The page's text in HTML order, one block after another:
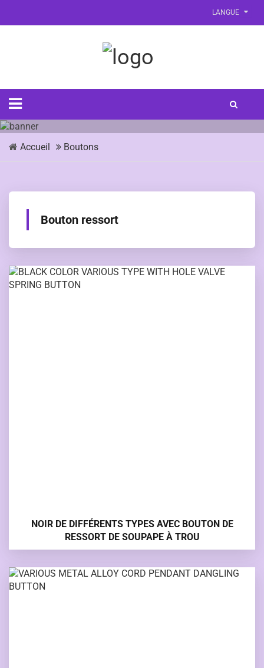
LANGUE
Accueil Boutons
Bouton ressort
NOIR DE DIFFÉRENTS TYPES AVEC BOUTON DE
RESSORT DE SOUPAPE À TROU